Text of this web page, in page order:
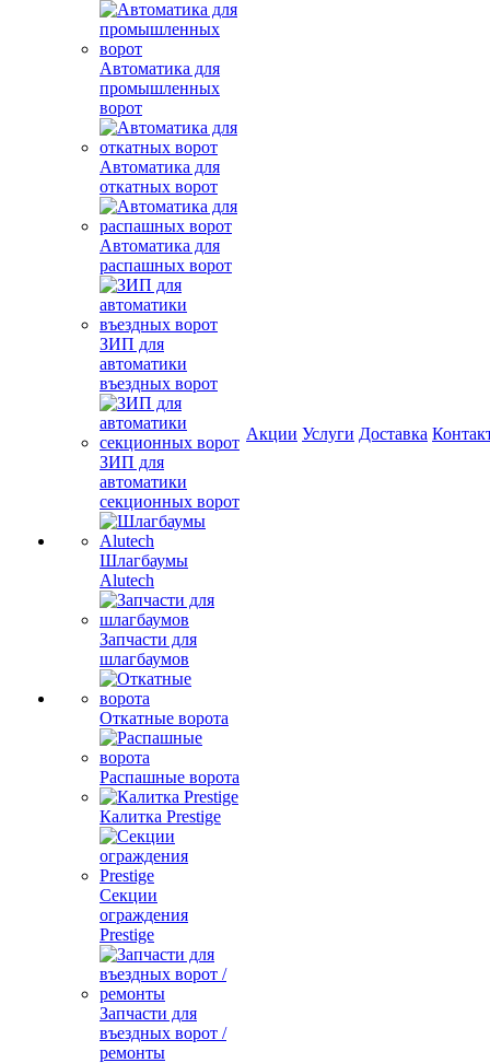
Автоматика для
промышленных
ворот
Автоматика для
откатных ворот
Автоматика для
распашных ворот
ЗИП для
автоматики
въездных ворот
ЗИП для
автоматики
секционных ворот
Шлагбаумы
Alutech
Запчасти для
шлагбаумов
Откатные ворота
Распашные ворота
Калитка Prestige
Секции
ограждения
Prestige
Запчасти для
въездных ворот /
ремонты
Акции Услуги Доставка